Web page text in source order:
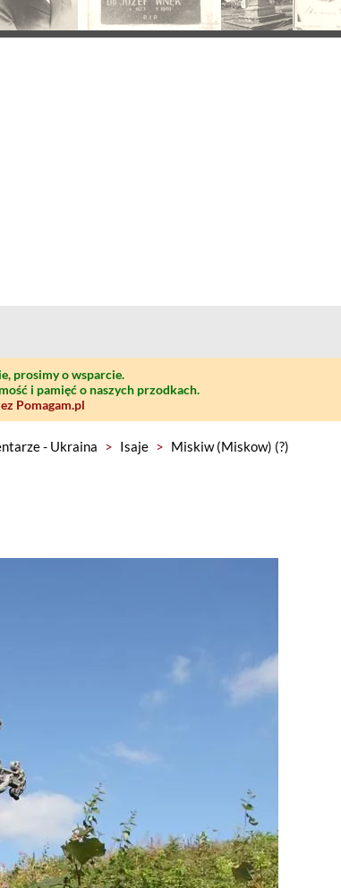
prosimy o wsparcie.
i pamięć o naszych przodkach.
Pomagam.pl
- Ukraina > Isaje > Miskiw (Miskow) (?)